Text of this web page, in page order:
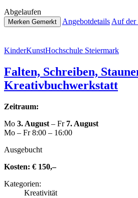
Abge­lau­fen
Merken Gemerkt Ange­botde­tails Auf der
Kin­der­Kunst­Hoch­schu­le Steiermark
Falten, Schreiben,
Kreativbuchwerkstatt
Zeitraum:
Mo 3. August – Fr 7. August
Mo – Fr 8:00 – 16:00
Aus­ge­bucht
Kosten: € 150,–
Kate­go­rien:
Krea­ti­vi­tät